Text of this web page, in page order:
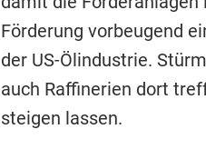
Förderung vorbeugend
der US-Ölindustrie.
auch Raffinerien dort
steigen lassen.